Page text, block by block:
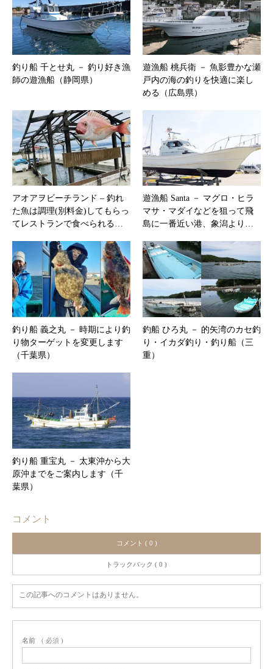
釣り船 千とせ丸 － 釣り好き漁
師の遊漁船（静岡県）
遊漁船 桃兵衛 － 魚影豊かな瀬
戸内の海の釣りを快適に楽し
める（広島県）
アオアヲビーチランド – 釣れ
た魚は調理(別料金)してもらっ
てレストランで食べられる…
遊漁船 Santa － マグロ・ヒラ
マサ・マダイなどを狙って飛
島に一番近い港、象潟より…
釣り船 義之丸 － 時期により釣
り物ターゲットを変更します
（千葉県）
釣船 ひろ丸 － 的矢湾のカセ釣
り・イカダ釣り・釣り船（三
重）
釣り船 重宝丸 － 太東沖から大
原沖までをご案内します（千
葉県）
コメント
コメント ( 0 )
トラックバック ( 0 )
この記事へのコメントはありません。
名前 ( 必須 )